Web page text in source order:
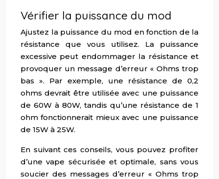
Vérifier la puissance du mod
Ajustez la puissance du mod en fonction de la
résistance que vous utilisez. La puissance
excessive peut endommager la résistance et
provoquer un message d’erreur « Ohms trop
bas ». Par exemple, une résistance de 0,2
ohms devrait être utilisée avec une puissance
de 60W à 80W, tandis qu’une résistance de 1
ohm fonctionnerait mieux avec une puissance
de 15W à 25W.
En suivant ces conseils, vous pouvez profiter
d’une vape sécurisée et optimale, sans vous
soucier des messages d’erreur « Ohms trop